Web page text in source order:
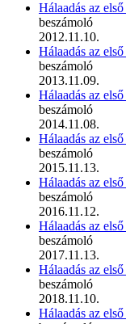
Hálaadás az
beszámoló
2012.11.10.
Hálaadás az
beszámoló
2013.11.09.
Hálaadás az
beszámoló
2014.11.08.
Hálaadás az
beszámoló
2015.11.13.
Hálaadás az
beszámoló
2016.11.12.
Hálaadás az
beszámoló
2017.11.13.
Hálaadás az
beszámoló
2018.11.10.
Hálaadás az